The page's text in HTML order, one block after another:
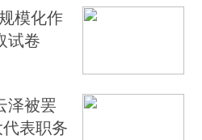
模化作
试卷
泽被罢
表职务